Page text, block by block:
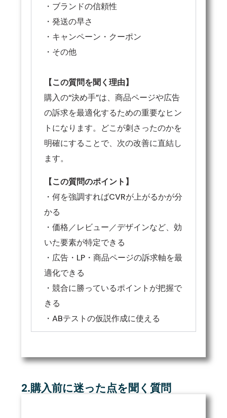
・ブランドの信頼性
・発送の早さ
・キャンペーン・クーポン
・その他
【この質問を聞く理由】
購入の“決め手”は、商品ページや広告
の訴求を最適化するための重要なヒン
トになります。どこが刺さったのかを
明確にすることで、次の改善に直結し
ます。
【この質問のポイント】
・何を強調すればCVRが上がるかが分
かる
・価格／レビュー／デザインなど、効
いた要素が特定できる
・広告・LP・商品ページの訴求軸を最
適化できる
・競合に勝っているポイントが把握で
きる
・ABテストの仮説作成に使える
2.購入前に迷った点を聞く質問